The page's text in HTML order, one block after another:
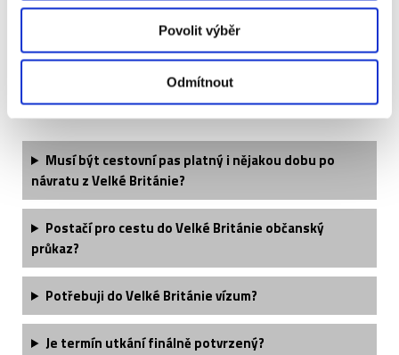
Povolit výběr
Odmítnout
Často kladené otázky:
Musí být cestovní pas platný i nějakou dobu po
návratu z Velké Británie?
Postačí pro cestu do Velké Británie občanský
průkaz?
Potřebuji do Velké Británie vízum?
Je termín utkání finálně potvrzený?